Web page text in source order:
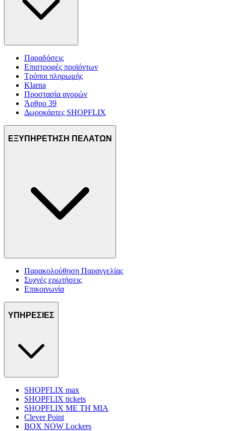
Παραδόσεις
Επιστροφές προϊόντων
Τρόποι πληρωμής
Klarna
Προστασία αγορών
Άρθρο 39
Δωροκάρτες SHOPFLIX
ΕΞΥΠΗΡΕΤΗΣΗ ΠΕΛΑΤΩΝ
Παρακολούθηση Παραγγελίας
Συχνές ερωτήσεις
Επικοινωνία
ΥΠΗΡΕΣΙΕΣ
SHOPFLIX max
SHOPFLIX tickets
SHOPFLIX ΜΕ ΤΗ ΜΙΑ
Clever Point
BOX NOW Lockers